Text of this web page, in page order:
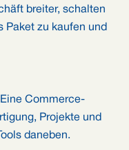
breiter, schalten
Paket zu kaufen und
Commerce-
Projekte und
daneben.